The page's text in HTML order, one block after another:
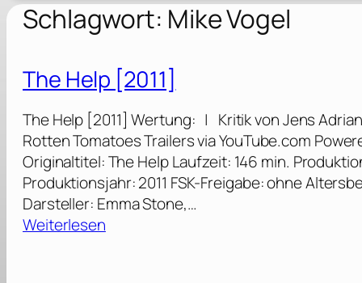
Schlagwort: Mike Vogel
The Help [2011]
The Help [2011] Wertung: | Kritik von Jens
Rotten Tomatoes Trailers via YouTube.com
Originaltitel: The Help Laufzeit: 146 min.
Produktionsjahr: 2011 FSK-Freigabe: ohne
Darsteller: Emma Stone,…
Weiterlesen: